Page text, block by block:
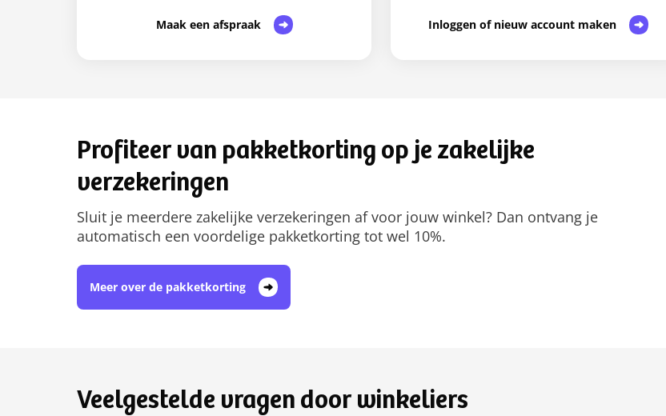
Maak een afspraak Inloggen of nieuw account maken
Profiteer van pakketkorting op je zakelijke
verzekeringen
Sluit je meerdere zakelijke verzekeringen af voor jouw winkel? Dan ontvang je
automatisch een voordelige pakketkorting tot wel 10%.
Meer over de pakketkorting
Veelgestelde vragen door winkeliers